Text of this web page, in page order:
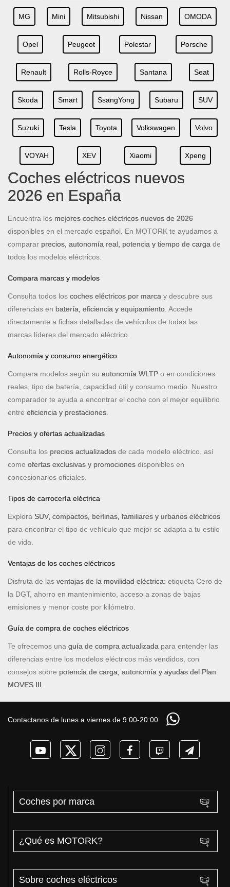
MG Mini Mitsubishi Nissan OMODA
Opel Peugeot Polestar Porsche
Renault Rolls-Royce Santana Seat
Skoda Smart SsangYong Subaru SUV
Suzuki Tesla Toyota Volkswagen Volvo
VOYAH XEV Xiaomi Xpeng
Coches eléctricos nuevos
2026 en España
Encuentra los mejores coches eléctricos nuevos de 2026
disponibles en el mercado español. En MOTORK te ayudamos a
comparar precios, autonomía real, potencia y tiempo de carga de
todos los modelos eléctricos.
Compara marcas y modelos
Consulta todos los coches eléctricos por marca y descubre sus
diferencias en batería, eficiencia y equipamiento . Accede
directamente a fichas detalladas de vehículos de todas las
marcas líderes del mercado eléctrico.
Autonomía y consumo energético
Compara modelos según su autonomía WLTP o en condiciones
reales, tipo de batería, capacidad útil y consumo medio. Nuestro
comparador te ayuda a encontrar el coche con el mejor equilibrio
entre eficiencia y prestaciones
Precios y ofertas actualizadas
Consulta los precios actualizados de cada modelo eléctrico, así
como ofertas exclusivas y promociones disponibles en
concesionarios oficiales.
Tipos de carrocería eléctrica
Explora SUV, compactos, berlinas, familiares y urbanos eléctricos
para encontrar el tipo de vehículo que mejor se adapta a tu estilo
de vida.
Ventajas de los coches eléctricos
Disfruta de las ventajas de la movilidad eléctrica: etiqueta Cero de
la DGT, ahorro en mantenimiento, acceso a zonas de bajas
emisiones y menor coste por kilómetro.
Guía de compra de coches eléctricos
Te ofrecemos una guía de compra actualizada para entender las
diferencias entre los modelos eléctricos más vendidos, con
consejos sobre potencia de carga, autonomía y ayudas del Plan
MOVES III
Contactanos de lunes a viernes de 9:00-20:00
Coches por marca
¿Qué es MOTORK?
Sobre coches eléctricos